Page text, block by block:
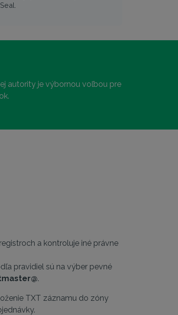
autority je výbornou voľbou pre
a kontroluje iné právne
pravidiel sú na výber pevné
.
TXT záznamu do zóny